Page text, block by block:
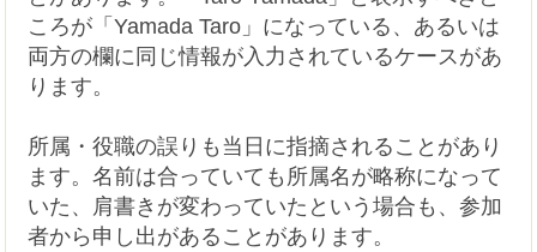
ころが「Yamada Taro」になっている、あるいは
両方の欄に同じ情報が入力されているケースがあ
ります。
所属・役職の誤りも当日に指摘されることがあり
ます。名前は合っていても所属名が略称になって
いた、肩書きが変わっていたという場合も、参加
者から申し出があることがあります。